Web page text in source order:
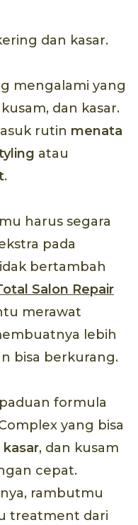
dan kasar.
mengalami yang
dan kasar.
rutin menata
atau
.
harus segara
pada
bertambah
Salon Repair
merawat
lebih
bisa berkurang.
formula
yang bisa
, dan kusam
cepat.
rambutmu
treatment dari